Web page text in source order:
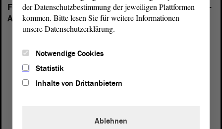
Folgende Fraktionen sind im Landtag von Sachsen-
Anhalt vertreten:
der Datenschutzbestimmung der jeweiligen Plattformen
kommen. Bitte lesen Sie für weitere Informationen
unsere Datenschutzerklärung.
Notwendige Cookies
Statistik
Inhalte von Drittanbietern
Ablehnen